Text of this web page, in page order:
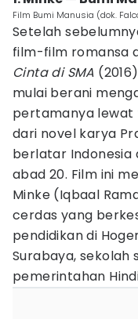
Film Bumi Manusia (dok.
Setelah
film-film romansa
Cinta di SMA
mulai berani
pertamanya lewat
dari novel karya
berlatar Indonesia
abad 20. Film ini
Minke (Iqbaal
cerdas yang
pendidikan di
Surabaya, sekolah
pemerintahan